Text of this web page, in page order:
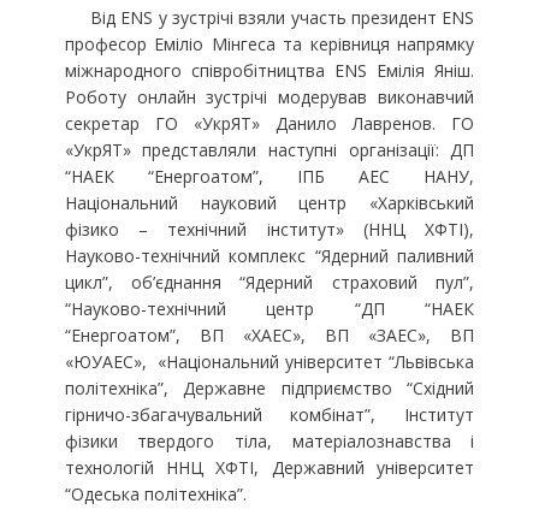
Від ENS у зустрічі взяли участь президент ENS
професор Еміліо Мінгеса та керівниця напрямку
міжнародного співробітництва ENS Емілія Яніш.
Роботу онлайн зустрічі модерував виконавчий
секретар ГО «УкрЯТ» Данило Лавренов. ГО
«УкрЯТ» представляли наступні організації: ДП
“НАЕК “Енергоатом”, ІПБ АЕС НАНУ,
Національний науковий центр «Харківський
фізико – технічний інститут» (ННЦ ХФТІ),
Науково-технічний комплекс “Ядерний паливний
цикл”, об’єднання “Ядерний страховий пул”,
“Науково-технічний центр “ДП “НАЕК
“Енергоатом”, ВП «ХАЕС», ВП «ЗАЕС», ВП
«ЮУАЕС», «Національний університет “Львівська
політехніка”, Державне підприємство “Східний
гірничо-збагачувальний комбінат”, Інститут
фізики твердого тіла, матеріалознавства і
технологій ННЦ ХФТІ, Державний університет
“Одеська політехніка”.